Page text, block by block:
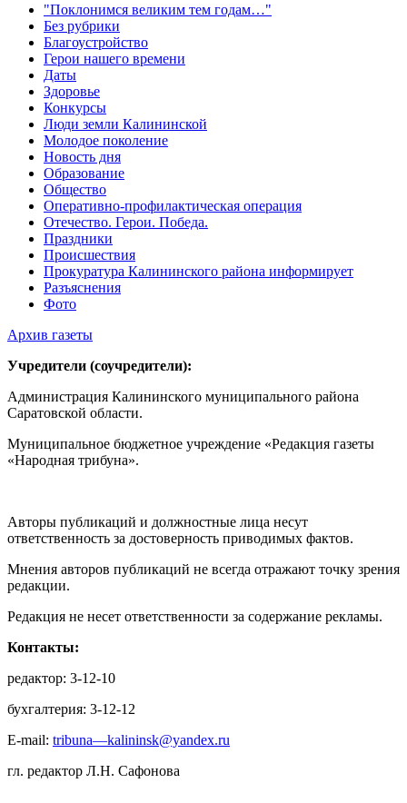
"Поклонимся великим тем годам…"
Без рубрики
Благоустройство
Герои нашего времени
Даты
Здоровье
Конкурсы
Люди земли Калининской
Молодое поколение
Новость дня
Образование
Общество
Оперативно-профилактическая операция
Отечество. Герои. Победа.
Праздники
Происшествия
Прокуратура Калининского района информирует
Разъяснения
Фото
Архив газеты
Учредители (соучредители):
Администрация Калининского муниципального района
Саратовской области.
Муниципальное бюджетное учреждение «Редакция газеты
«Народная трибуна».
Авторы публикаций и должностные лица несут
ответственность за достоверность приводимых фактов.
Мнения авторов публикаций не всегда отражают точку зрения
редакции.
Редакция не несет ответственности за содержание рекламы.
Контакты:
редактор: 3-12-10
бухгалтерия: 3-12-12
E-mail: tribuna—kalininsk@yandex.ru
гл. редактор Л.Н. Сафонова